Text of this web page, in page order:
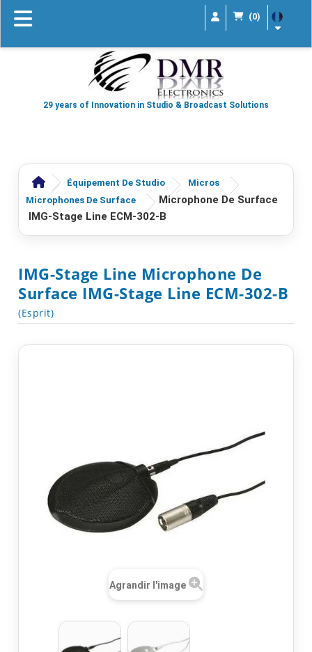
(0)
29 years of Innovation in Studio & Broadcast Solutions
Équipement De Studio
Micros
Microphones De Surface
Microphone De Surface
IMG-Stage Line ECM-302-B
IMG-Stage Line Microphone De
Surface IMG-Stage Line ECM-302-B
(Esprit)
Agrandir l'image